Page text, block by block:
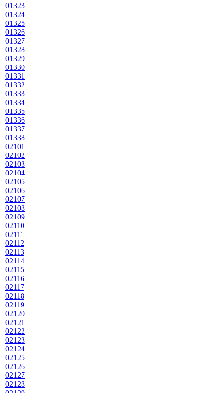
01323
01324
01325
01326
01327
01328
01329
01330
01331
01332
01333
01334
01335
01336
01337
01338
02101
02102
02103
02104
02105
02106
02107
02108
02109
02110
02111
02112
02113
02114
02115
02116
02117
02118
02119
02120
02121
02122
02123
02124
02125
02126
02127
02128